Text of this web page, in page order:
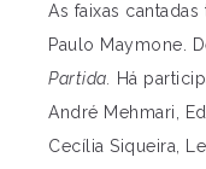
As faixas
Paulo Maymone.
Partida.
Há
André Mehmari,
Cecília Siqueira,